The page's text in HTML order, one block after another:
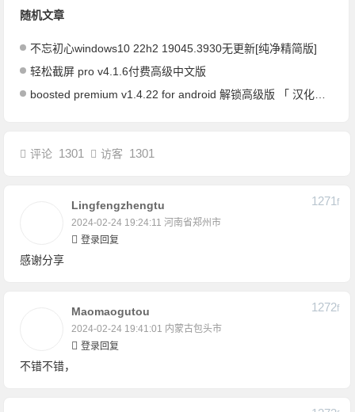
随机文章
不忘初心windows10 22h2 19045.3930无更新[纯净精简版]
轻松截屏 pro v4.1.6付费高级中文版
boosted premium v1.4.22 for android 解锁高级版 「 汉化版」/时间跟踪管理以养成良好的生活习惯和生产效率
评论 1301 访客 1301
Lingfengzhengtu
2024-02-24 19:24:11 河南省郑州市
1271F
登录回复
感谢分享
Maomaogutou
2024-02-24 19:41:01 内蒙古包头市
1272F
登录回复
不错不错，